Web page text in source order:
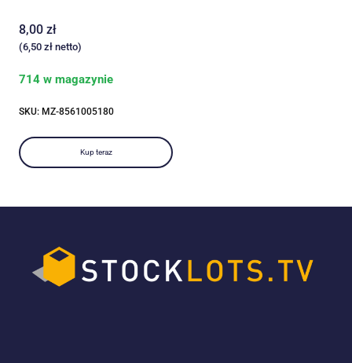
8,00 zł
(6,50 zł netto)
714 w magazynie
SKU: MZ-8561005180
Kup teraz